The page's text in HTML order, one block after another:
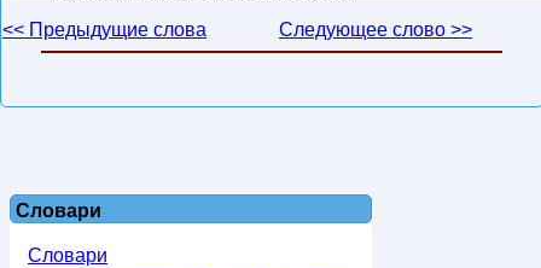
<< Предыдущие слова
Следующее слово >>
Словари
Словари